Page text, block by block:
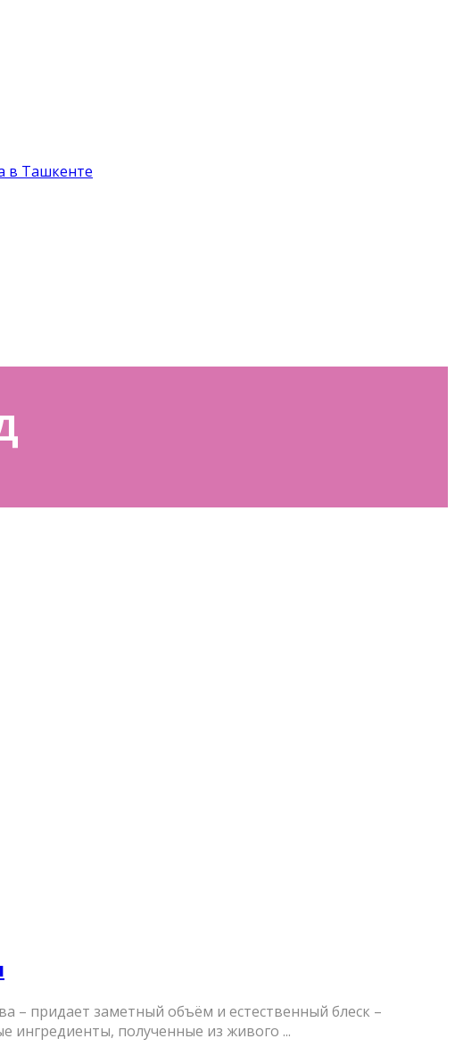
– придает заметный объём и естественный блеск –
ингредиенты, полученные из живого ...